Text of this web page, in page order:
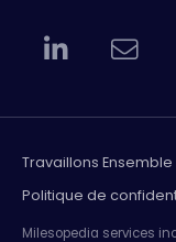
Travaillons Ensemble
Politique de
Milesopedia services